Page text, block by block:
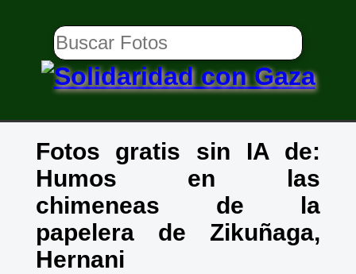
Fotos gratis sin IA de:
Humos en las
chimeneas de la
papelera de Zikuñaga,
Hernani